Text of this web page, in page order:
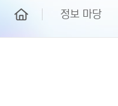
정보 마당